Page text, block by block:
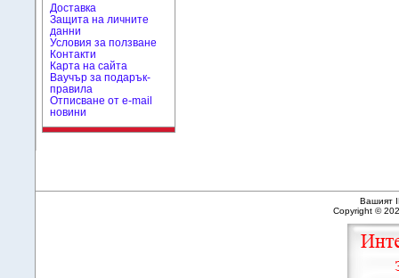
Доставка
Защита на личните
данни
Условия за ползване
Контакти
Карта на сайта
Ваучър за подарък-
правила
Отписване от e-mail
новини
Вашият
Copyright ©